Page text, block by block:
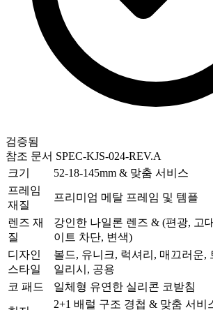
검증됨
참조 문서 SPEC-KJS-024-REV.A
크기
52-18-145mm & 맞춤 서비스
프레임
재질
프리미엄 메탈 프레임 및 템플
렌즈 재
질
강인한 나일론 렌즈 & (편광, 고
이트 차단, 변색)
디자인
스타일
볼드, 유니크, 럭셔리, 매끄러운,
일리시, 공용
코 패드
일체형 유연한 실리콘 코받침
2+1 배럴 구조 경첩 & 맞춤 서비